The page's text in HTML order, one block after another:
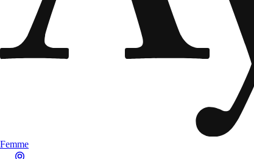
Femme